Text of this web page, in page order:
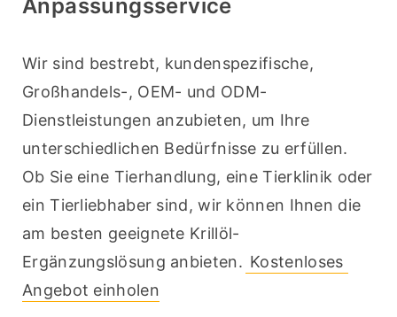
Anpassungsservice
Wir sind bestrebt, kundenspezifische,
Großhandels-, OEM- und ODM-
Dienstleistungen anzubieten, um Ihre
unterschiedlichen Bedürfnisse zu erfüllen.
Ob Sie eine Tierhandlung, eine Tierklinik oder
ein Tierliebhaber sind, wir können Ihnen die
am besten geeignete Krillöl-
Ergänzungslösung anbieten. Kostenloses
Angebot einholen